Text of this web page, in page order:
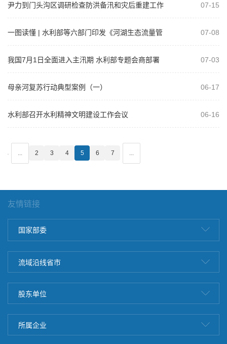
尹力到门头沟区调研检查防洪备汛和灾后重建工作
07-15
一图读懂 | 水利部等六部门印发《河湖生态流量管
07-08
我国7月1日全面进入主汛期 水利部专题会商部署
07-03
母亲河复苏行动典型案例（一） 06-17
水利部召开水利精神文明建设工作会议 06-16
... 2 3 4 5 6 7 ...
友情链接
国家部委
流域沿线省市
股东单位
所属企业